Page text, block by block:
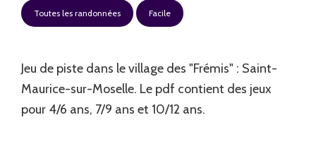
Toutes les randonnées Facile
Jeu de piste dans le village des "Frémis" : Saint-
Maurice-sur-Moselle. Le pdf contient des jeux
pour 4/6 ans, 7/9 ans et 10/12 ans.